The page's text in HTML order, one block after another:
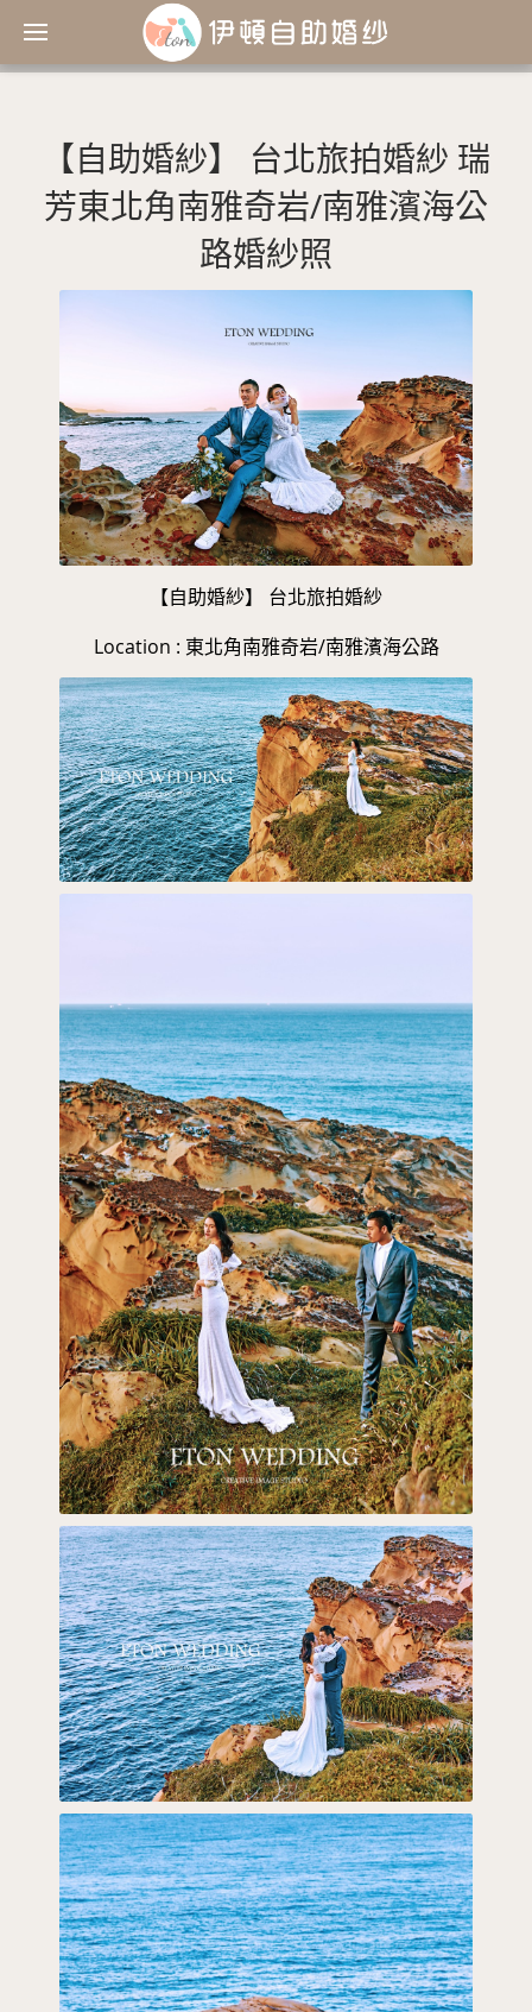
【自助婚紗】 台北旅拍婚紗 瑞
芳東北角南雅奇岩/南雅濱海公
路婚紗照
【自助婚紗】 台北旅拍婚紗
Location : 東北角南雅奇岩/南雅濱海公路